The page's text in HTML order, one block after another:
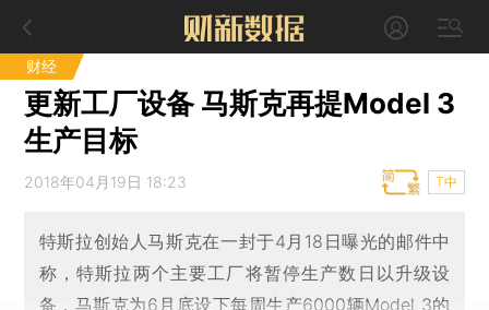
财经
更新工厂设备 马斯克再提Model 3
生产目标
2018年04月19日 18:23 T中
特斯拉创始人马斯克在一封于4月18日曝光的邮件中
称，特斯拉两个主要工厂将暂停生产数日以升级设
备，马斯克为6月底设下每周生产6000辆Model 3的